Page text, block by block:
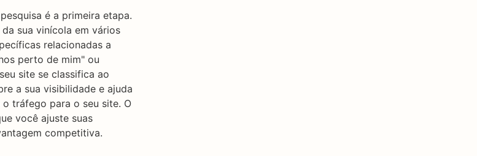
é a primeira etapa.
sua vinícola em vários
relacionadas a
perto de mim" ou
site se classifica ao
a sua visibilidade e ajuda
tráfego para o seu site. O
você ajuste suas
competitiva.